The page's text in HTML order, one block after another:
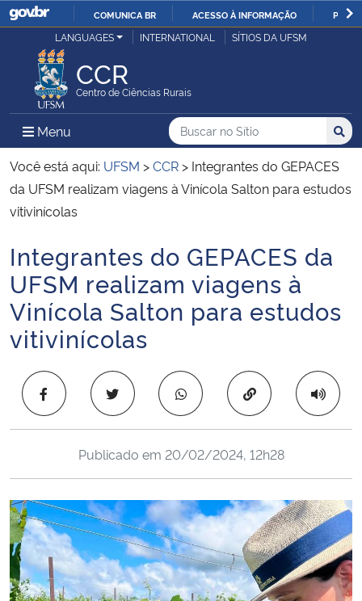
IR
COMUNICA BR ACESSO À INFORMAÇÃO
Ministério da Justiça e Segurança Pública
Ministério da Defesa
Ministério das Relações Exteriores
Ministério da Economia
Ministério da Infraestrutura
Ministério da Agricultura, Pecuária e Abastecimento
Ministério da Educação
Ministério da Cidadania
Ministério da Saúde
Ministério de Minas e Energia
Ministério da Ciência, Tecnologia, Inovações e Comunicações
Ministério do Meio Ambiente
Ministério do Turismo
LANGUAGES INTERNATIONAL SÍTIOS DA UFSM
CCR
Centro de Ciências Rurais
Menu Menu Principal do Sítio
Busca
Buscar no no Sítio
Busca:
Você está aqui: UFSM >CCR > Integrantes do GEPACES
da UFSM realizam viagens à Vinícola Salton para estudos
vitivinícolas
Início do conteúdo
Integrantes do GEPACES da
UFSM realizam viagens à
Vinícola Salton para estudos
vitivinícolas
Copiar para área
Publicado em 20/02/2024, 12h28